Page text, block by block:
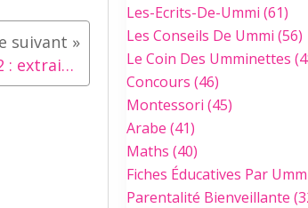
CP, CE1, CE2, CM1, CM2 : extraits des manuels BORDAS à télécharger !
Les-Ecrits-De-Ummi (61)
Les Conseils De Ummi (56)
Le Coin Des Umminettes
Concours (46)
Montessori (45)
Arabe (41)
Maths (40)
Fiches Éducatives Par
Parentalité Bienveillante